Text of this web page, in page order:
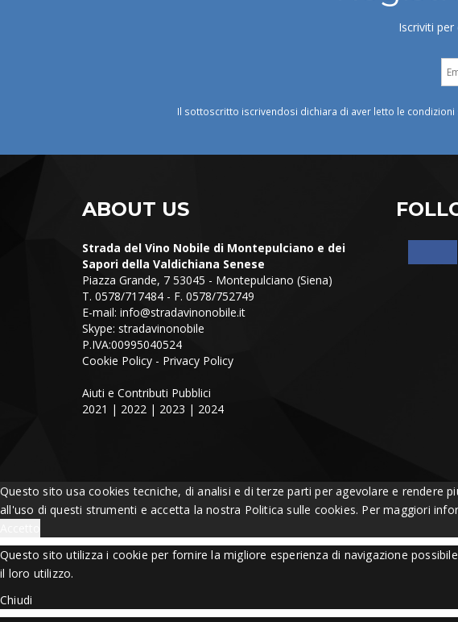
Iscriviti
Il sottoscritto iscrivendosi dichiara di aver letto le
ABOUT US
Strada del Vino Nobile di Montepulciano e dei
Sapori della Valdichiana Senese
Piazza Grande, 7 53045 - Montepulciano (Siena)
T. 0578/717484 - F. 0578/752749
E-mail: info@stradavinonobile.it
Skype: stradavinonobile
P.IVA:00995040524
Cookie Policy - Privacy Policy
Aiuti e Contributi Pubblici
2021 | 2022 | 2023 | 2024
Questo sito usa cookies tecniche, di analisi e di terze parti per agevolare e rendere
all'uso di questi strumenti e accetta la nostra Politica sulle cookies. Per maggiori
Questo sito utilizza i cookie per fornire la migliore esperienza di navigazione
il loro utilizzo.
Chiudi